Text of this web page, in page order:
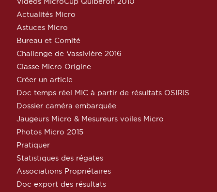
Actualités Micro
Astuces Micro
Bureau et Comité
Challenge de Vassivière 2016
Classe Micro Origine
Créer un article
Doc temps réel MIC à partir de résultats OSIRIS
Dossier caméra embarquée
Jaugeurs Micro & Mesureurs voiles Micro
Photos Micro 2015
Pratiquer
Statistiques des régates
Associations Propriétaires
Doc export des résultats